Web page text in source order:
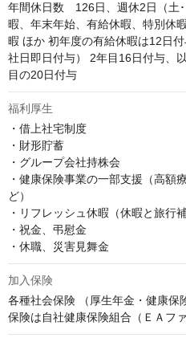
年間休日数　126日、週休2日（土
暇、年末年始、有給休暇、特別休
暇 ほか 初年度の有給休暇は12日
社日即日付与） 2年目16日付与、
目の20日付与
福利厚生
・借上社宅制度
・財形貯蓄
・グループ会社持株会
・健康保険事業の一部支援（高額
ど）
・リフレッシュ休暇（休暇と旅行補
・祝金、弔慰金
・休職、災害見舞金
加入保険
各種社会保険 （厚生年金・健康
保険は自社健康保険組合（ＥＡフ